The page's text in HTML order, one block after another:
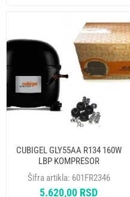
CUBIGEL GLY55AA R134 160W
LBP KOMPRESOR
Šifra artikla: 601FR2346
5.620,00 RSD